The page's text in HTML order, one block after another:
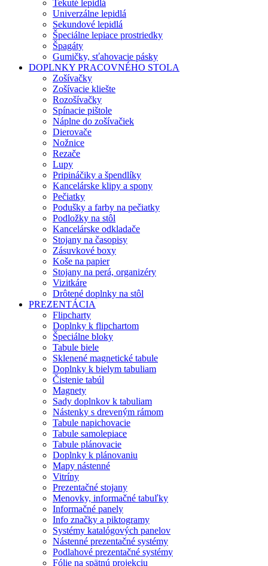
Tekuté lepidlá
Univerzálne lepidlá
Sekundové lepidlá
Špeciálne lepiace prostriedky
Špagáty
Gumičky, sťahovacie pásky
DOPLNKY PRACOVNÉHO STOLA
Zošívačky
Zošívacie kliešte
Rozošívačky
Spínacie pištole
Náplne do zošívačiek
Dierovače
Nožnice
Rezače
Lupy
Pripináčiky a špendlíky
Kancelárske klipy a spony
Pečiatky
Podušky a farby na pečiatky
Podložky na stôl
Kancelárske odkladače
Stojany na časopisy
Zásuvkové boxy
Koše na papier
Stojany na perá, organizéry
Vizitkáre
Drôtené doplnky na stôl
PREZENTÁCIA
Flipcharty
Doplnky k flipchartom
Špeciálne bloky
Tabule biele
Sklenené magnetické tabule
Doplnky k bielym tabuliam
Čistenie tabúl
Magnety
Sady doplnkov k tabuliam
Nástenky s dreveným rámom
Tabule napichovacie
Tabule samolepiace
Tabule plánovacie
Doplnky k plánovaniu
Mapy nástenné
Vitríny
Prezentačné stojany
Menovky, informačné tabuľky
Informačné panely
Info značky a piktogramy
Systémy katalógových panelov
Nástenné prezentačné systémy
Podlahové prezentačné systémy
Fólie na spätnú projekciu